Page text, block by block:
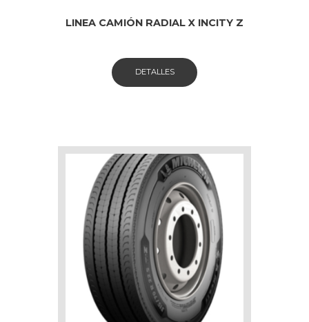
LINEA CAMIÓN RADIAL X INCITY Z
DETALLES